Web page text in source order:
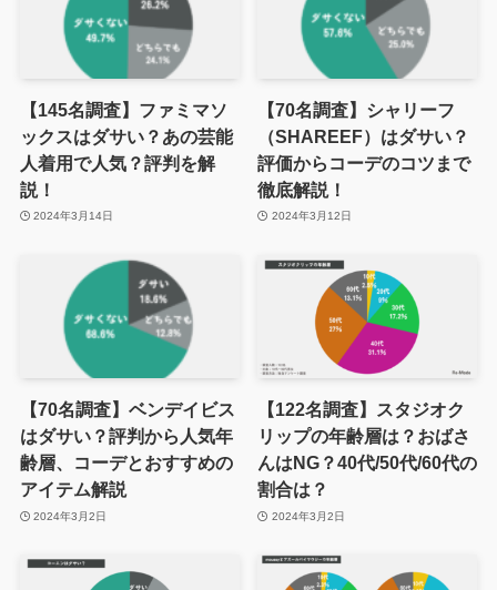
【145名調査】ファミマソ
ックスはダサい？あの芸能
人着用で人気？評判を解
説！
2024年3月14日
【70名調査】シャリーフ
（SHAREEF）はダサい？
評価からコーデのコツまで
徹底解説！
2024年3月12日
【70名調査】ベンデイビス
はダサい？評判から人気年
齢層、コーデとおすすめの
アイテム解説
2024年3月2日
【122名調査】スタジオク
リップの年齢層は？おばさ
んはNG？40代/50代/60代の
割合は？
2024年3月2日